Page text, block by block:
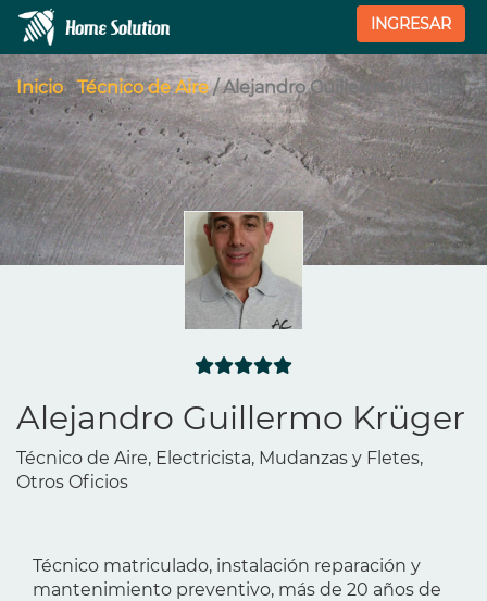
INGRESAR
Inicio/Técnico de Aire/ Alejandro Guillermo Krüger
Alejandro Guillermo Krüger
Técnico de Aire, Electricista, Mudanzas y Fletes,
Otros Oficios
Técnico matriculado, instalación reparación y
mantenimiento preventivo, más de 20 años de